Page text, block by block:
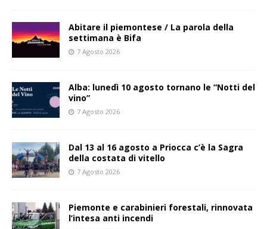
Abitare il piemontese / La parola della
settimana è Bifa
7 Agosto 2026
Alba: lunedì 10 agosto tornano le “Notti del
vino”
7 Agosto 2026
Dal 13 al 16 agosto a Priocca c’è la Sagra
della costata di vitello
7 Agosto 2026
Piemonte e carabinieri forestali, rinnovata
l’intesa anti incendi